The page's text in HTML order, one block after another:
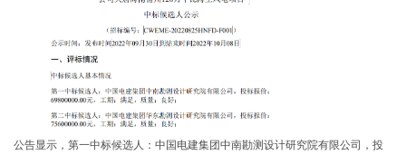
公告显示，第一中标候选人：中国电建集团中南勘测设计研究院有限公司，投